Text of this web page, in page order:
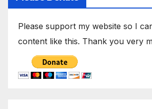
Please support my website so I
content like this. Thank you very